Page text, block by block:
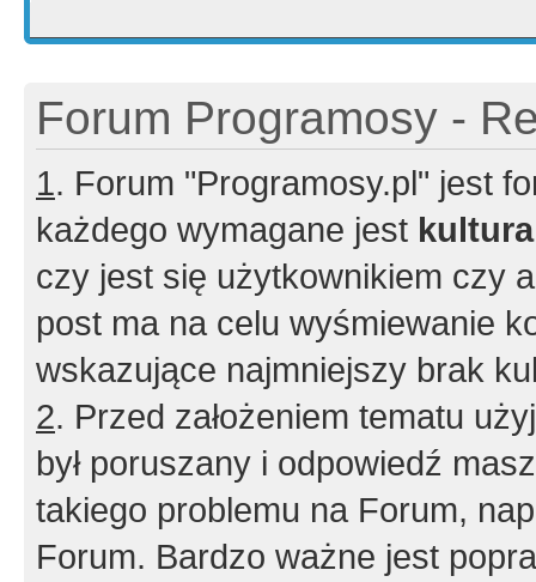
Forum Programosy -
1. Forum "Programosy.pl" jest
każdego wymagane jest
czy jest się użytkownikiem czy
post ma na celu wyśmiewanie
wskazujące najmniejszy brak
2. Przed założeniem tematu
był poruszany i odpowiedź
takiego problemu na Forum,
Forum. Bardzo ważne jest